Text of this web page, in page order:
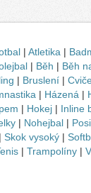
| Atletika |
| Běh | Běh
| Bruslení |
| Házená |
| Hokej | Inline
| Nohejbal |
| Skok vysoký |
| Trampolíny |